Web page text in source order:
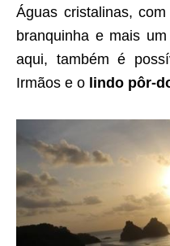
Águas cristalinas,
branquinha e mais um
aqui, também é
Irmãos e o lindo pôr-